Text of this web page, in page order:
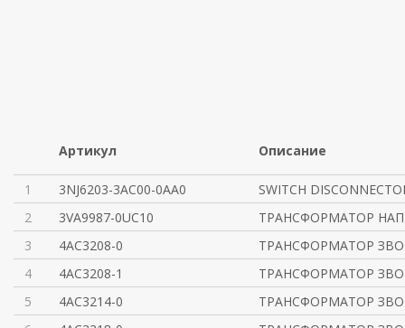
Артикул Описание
1 3NJ6203-3AC00-0AA0
SWITCH
2
3VA9987-0UC10
ТРАНСФОРМАТОР
3
4AC3208-0
ТРАНСФОРМАТОР
4
4AC3208-1
ТРАНСФОРМАТОР
5
4AC3214-0
ТРАНСФОРМАТОР